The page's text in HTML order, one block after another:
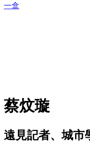
一盒
蔡炆璇
遠見記者、城市